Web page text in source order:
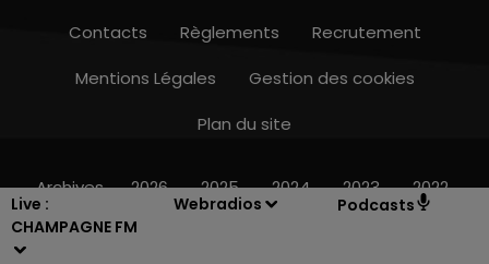
Live :
CHAMPAGNE FM
Webradios Podcasts
15h00 - 19h00
Contacts Règlements
Recrutement
Mentions Légales
Gestion des cookies
Plan du site
Archives 2026 2025 2024 2023 2022